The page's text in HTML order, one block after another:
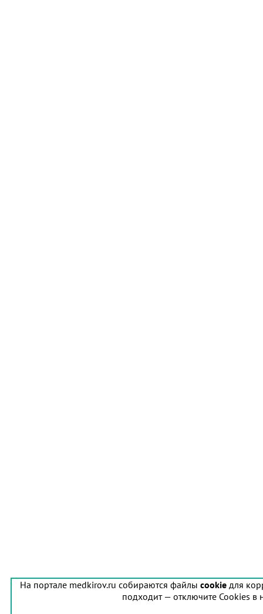
На портале medkirov.ru собираются файлы cookie для
подходит — отключите Cookies в